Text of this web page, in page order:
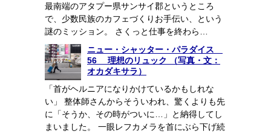
最南端のアタプー県サンサイ郡というところ
で、少数民族のカフェづくりお手伝い、という
謎のミッション。 さくっと仕事を終わら…
ニュー・シャッター・パラダイス
56 理想のリュック （写真・文：
オカダキサラ）
「首がヘルニアになりかけているかもしれな
い」 整体師さんからそういわれ、驚くよりも先
に「そうか、その時がついに…」と納得してし
まいました。 一眼レフカメラを首にぶら下げ続